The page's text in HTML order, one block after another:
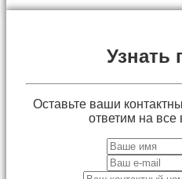
Узнать
Оставьте ваши
ответим на